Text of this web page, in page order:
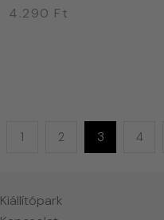
4.290 Ft
1 2 3 4
Kiállítópark